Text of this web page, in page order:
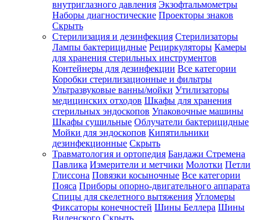
внутриглазного давления Экзофтальмометры
Наборы диагностические Проекторы знаков
Скрыть
Стерилизация и дезинфекция Стерилизаторы
Лампы бактерицидные Рециркуляторы Камеры
для хранения стерильных инструментов
Контейнеры для дезинфекции Все категории
Коробки стерилизационные и фильтры
Ультразвуковые ванны/мойки Утилизаторы
медицинских отходов Шкафы для хранения
стерильных эндоскопов Упаковочные машины
Шкафы сушильные Облучатели бактерицидные
Мойки для эндоскопов Кипятильники
дезинфекционные Скрыть
Травматология и ортопедия Бандажи Стремена
Павлика Измерители и метчики Молотки Петли
Глиссона Повязки косыночные Все категории
Пояса Приборы опорно-двигательного аппарата
Спицы для скелетного вытяжения Угломеры
Фиксаторы конечностей Шины Беллера Шины
Виленского Скрыть